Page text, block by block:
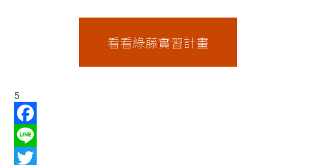
看看綠藤實習計畫
5
Facebook
Line